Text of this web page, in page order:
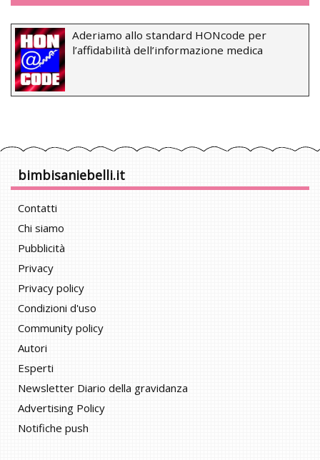
Aderiamo allo standard HONcode per
l’affidabilità dell’informazione medica
bimbisaniebelli.it
Contatti
Chi siamo
Pubblicità
Privacy
Privacy policy
Condizioni d'uso
Community policy
Autori
Esperti
Newsletter Diario della gravidanza
Advertising Policy
Notifiche push